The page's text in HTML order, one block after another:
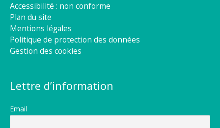
Accessibilité : non conforme
Plan du site
Mentions légales
Politique de protection des données
Gestion des cookies
Lettre d’information
Email